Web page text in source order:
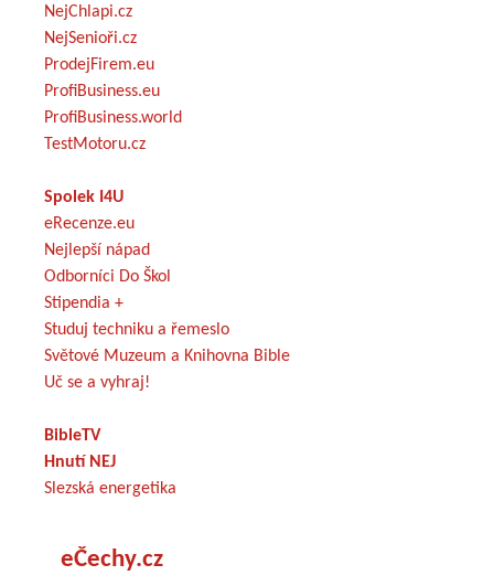
NejChlapi.cz
NejSenioři.cz
ProdejFirem.eu
ProfiBusiness.eu
ProfiBusiness.world
TestMotoru.cz
Spolek I4U
eRecenze.eu
Nejlepší nápad
Odborníci Do Škol
Stipendia +
Studuj techniku a řemeslo
Světové Muzeum a Knihovna Bible
Uč se a vyhraj!
BibleTV
Hnutí NEJ
Slezská energetika
eČechy.cz